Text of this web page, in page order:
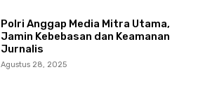
Polri Anggap Media Mitra Utama,
Jamin Kebebasan dan Keamanan
Jurnalis
Agustus 28, 2025